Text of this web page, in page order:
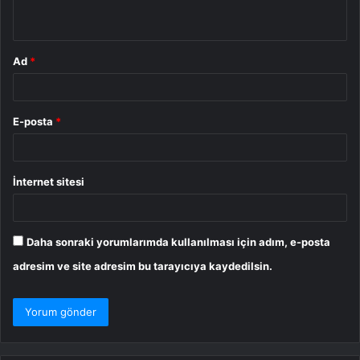
Ad *
E-posta *
İnternet sitesi
Daha sonraki yorumlarımda kullanılması için adım, e-posta
adresim ve site adresim bu tarayıcıya kaydedilsin.